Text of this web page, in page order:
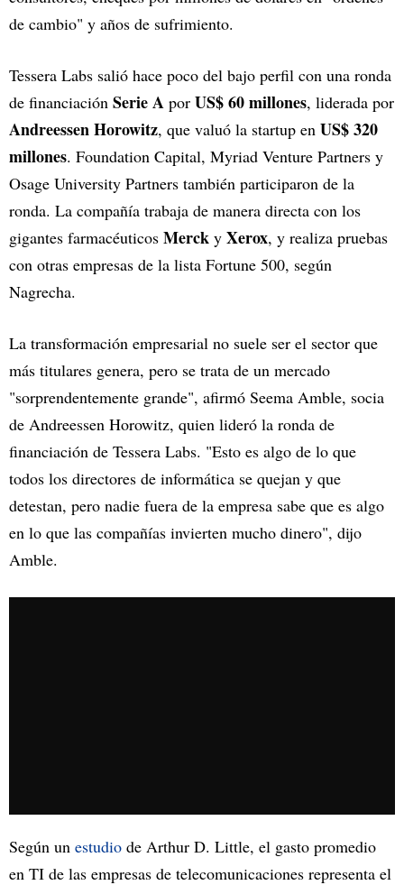
de cambio" y años de sufrimiento.
Tessera Labs salió hace poco del bajo perfil con una ronda
de financiación Serie A por US$ 60 millones, liderada por
Andreessen Horowitz, que valuó la startup en US$ 320
millones. Foundation Capital, Myriad Venture Partners y
Osage University Partners también participaron de la
ronda. La compañía trabaja de manera directa con los
gigantes farmacéuticos Merck y Xerox, y realiza pruebas
con otras empresas de la lista Fortune 500, según
Nagrecha.
La transformación empresarial no suele ser el sector que
más titulares genera, pero se trata de un mercado
"sorprendentemente grande", afirmó Seema Amble, socia
de Andreessen Horowitz, quien lideró la ronda de
financiación de Tessera Labs. "Esto es algo de lo que
todos los directores de informática se quejan y que
detestan, pero nadie fuera de la empresa sabe que es algo
en lo que las compañías invierten mucho dinero", dijo
Amble.
Según un estudio de Arthur D. Little, el gasto promedio
en TI de las empresas de telecomunicaciones representa el